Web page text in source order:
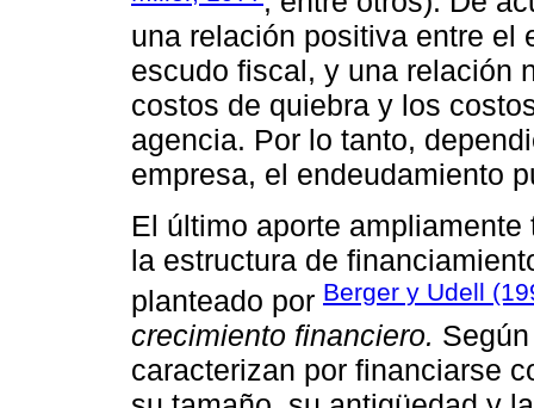
una relación positiva entre el
escudo fiscal, y una relación
costos de quiebra y los
agencia. Por lo tanto,
empresa, el endeudamiento
El último aporte
la estructura de
planteado por Berger y Udell
crecimiento financiero.
caracterizan por financiarse